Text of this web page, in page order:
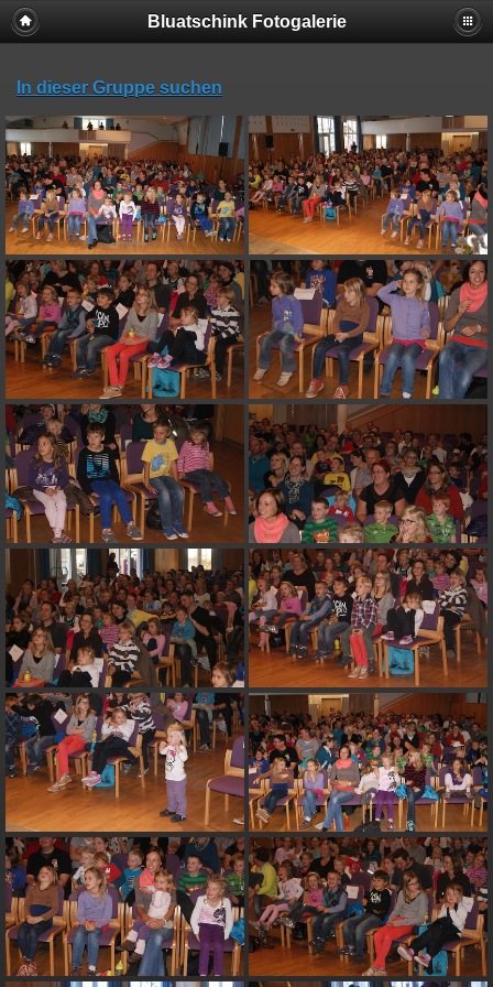
Bluatschink Fotogalerie
In dieser Gruppe suchen